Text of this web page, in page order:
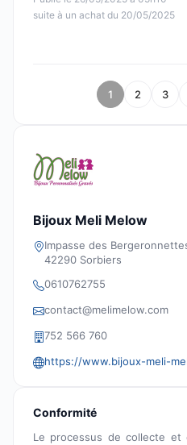
suite à un achat du 20/05/2025
1 2 3
Bijoux Meli Melow
Impasse des
42290 Sorbiers
0610762755
contact@melimelow.com
752 566 760
https://www.bijoux-meli-
Conformité
Le processus de collecte et